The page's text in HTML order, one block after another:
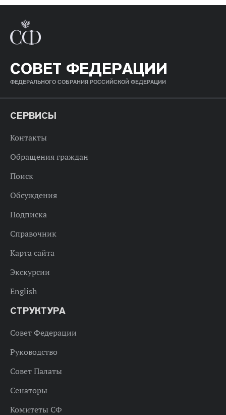
СОВЕТ ФЕДЕРАЦИИ
ФЕДЕРАЛЬНОГО СОБРАНИЯ РОССИЙСКОЙ ФЕДЕРАЦИИ
СЕРВИСЫ
Контакты
Обращения граждан
Поиск
Обсуждения
Подписка
Справочник
Карта сайта
Экскурсии
English
СТРУКТУРА
Совет Федерации
Руководство
Совет Палаты
Сенаторы
Комитеты СФ